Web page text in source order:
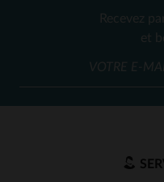
Recevez
et